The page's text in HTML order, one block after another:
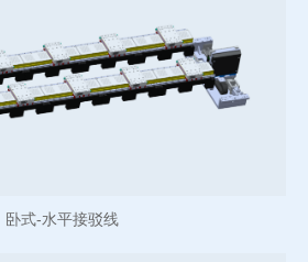
卧式-水平接驳线